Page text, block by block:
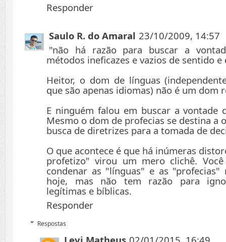
Responder
Saulo R. do Amaral 23/10/2009, 14:57
"não há razão para buscar a
métodos ineficazes e vazios de sentido
Heitor, o dom de línguas
que são apenas idiomas) não é um dom
E ninguém falou em buscar a vontade
Mesmo o dom de profecias se destina a
busca de diretrizes para a tomada de
O que acontece é que há inúmeras
profetizo" virou um mero clichê.
condenar as "línguas" e as
hoje, mas não tem razão para
legítimas e bíblicas.
Responder
Respostas